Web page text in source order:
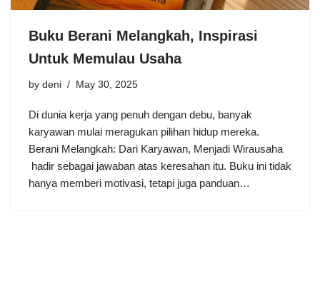
Buku Berani Melangkah, Inspirasi
Untuk Memulau Usaha
by deni May 30, 2025
Di dunia kerja yang penuh dengan debu, banyak
karyawan mulai meragukan pilihan hidup mereka.
Berani Melangkah: Dari Karyawan, Menjadi Wirausaha
hadir sebagai jawaban atas keresahan itu. Buku ini tidak
hanya memberi motivasi, tetapi juga panduan…